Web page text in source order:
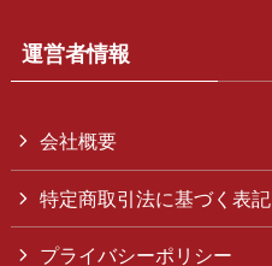
運営者情報
会社概要
特定商取引法に基づく表記
プライバシーポリシー